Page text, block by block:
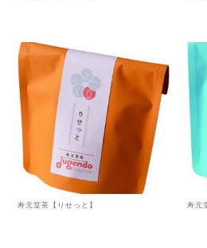
寿元堂茶【りせっと】 寿元